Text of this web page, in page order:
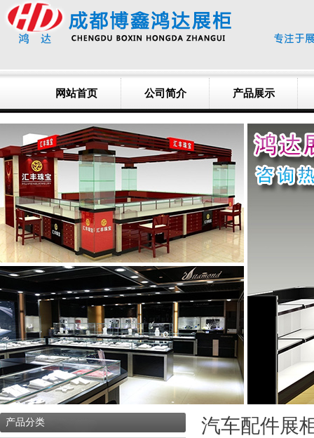
网站首页 公司简介 产品展示
产品分类 汽车配件展